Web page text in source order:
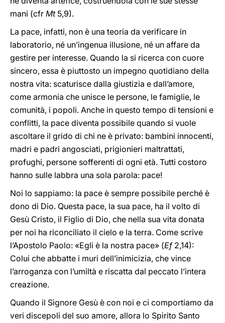
mani (cfr Mt5,9).
La pace, infatti, non è una teoria da verificare in
laboratorio, né un’ingenua illusione, né un affare da
gestire per interesse. Quando la si ricerca con cuore
sincero, essa è piuttosto un impegno quotidiano della
nostra vita: scaturisce dalla giustizia e dall’amore,
come armonia che unisce le persone, le famiglie, le
comunità, i popoli. Anche in questo tempo di tensioni e
conflitti, la pace diventa possibile quando si vuole
ascoltare il grido di chi ne è privato: bambini innocenti,
madri e padri angosciati, prigionieri maltrattati,
profughi, persone sofferenti di ogni età. Tutti costoro
hanno sulle labbra una sola parola: pace!
Noi lo sappiamo: la pace è sempre possibile perché è
dono di Dio. Questa pace, la sua pace, ha il volto di
Gesù Cristo, il Figlio di Dio, che nella sua vita donata
per noi ha riconciliato il cielo e la terra. Come scrive
l’Apostolo Paolo: «Egli è la nostra pace» (Ef2,14):
Colui che abbatte i muri dell’inimicizia, che vince
l’arroganza con l’umiltà e riscatta dal peccato l’intera
creazione.
Quando il Signore Gesù è con noi e ci comportiamo da
veri discepoli del suo amore, allora lo Spirito Santo